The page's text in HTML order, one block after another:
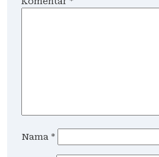
Nama *